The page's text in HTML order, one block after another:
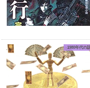
1980年代の